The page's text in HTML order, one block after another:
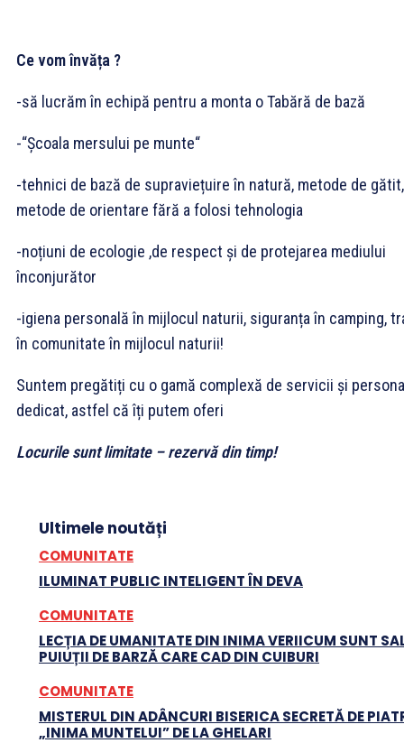
Ce vom învăța ?
-să lucrăm în echipă pentru a monta o Tabără de bază
-“Școala mersului pe munte“
-tehnici de bază de supraviețuire în natură, metode de gătit,
metode de orientare fără a folosi tehnologia
-noțiuni de ecologie ,de respect și de protejarea mediului
înconjurător
-igiena personală în mijlocul naturii, siguranța în camping,
în comunitate în mijlocul naturii!
Suntem pregătiți cu o gamă complexă de servicii și
dedicat, astfel că îți putem oferi
Locurile sunt limitate – rezervă din timp!
Ultimele noutăți
COMUNITATE
ILUMINAT PUBLIC INTELIGENT ÎN DEVA
COMUNITATE
LECȚIA DE UMANITATE DIN INIMA VERIICUM SUNT
PUIUȚII DE BARZĂ CARE CAD DIN CUIBURI
COMUNITATE
MISTERUL DIN ADÂNCURI BISERICA SECRETĂ DE
„INIMA MUNTELUI” DE LA GHELARI